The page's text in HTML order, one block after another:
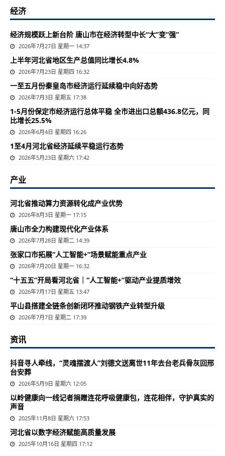
经济
经济规模跃上新台阶 唐山市在经济转型中长“大”变“强”
2026年7月27日 星期一 14:37
上半年河北省地区生产总值同比增长4.8%
2026年7月23日 星期四 16:32
一至五月份秦皇岛市经济运行延续稳中向好态势
2026年7月3日 星期五 17:38
1-5月份保定市经济运行总体平稳 全市进出口总额436.8亿元，同
比增长25.5%
2026年6月4日 星期四 16:26
1至4月河北省经济延续平稳运行态势
2026年5月23日 星期六 17:42
产业
河北省推动算力资源转化成产业优势
2026年8月3日 星期一 17:15
唐山市全力构建现代化产业体系
2026年7月28日 星期二 14:39
张家口市拓展“人工智能+”场景赋能重点产业
2026年7月20日 星期一 16:32
“十五五”开局看河北省｜“人工智能+”驱动产业提质增效
2026年7月17日 星期五 13:47
平山县搭建全链条创新闭环推动钢铁产业转型升级
2026年7月7日 星期二 17:39
资讯
抖音寻人牵线，“灵魂摆渡人”刘德文送离世11年去台老兵骨灰回邢
台安葬
2026年5月9日 星期六 12:05
以岭健康向一线记者捐赠连花呼吸健康包，连花相伴，守护真实的
声音
2025年11月8日 星期六 17:53
河北省以数字经济赋能高质量发展
2025年10月16日 星期四 17:12